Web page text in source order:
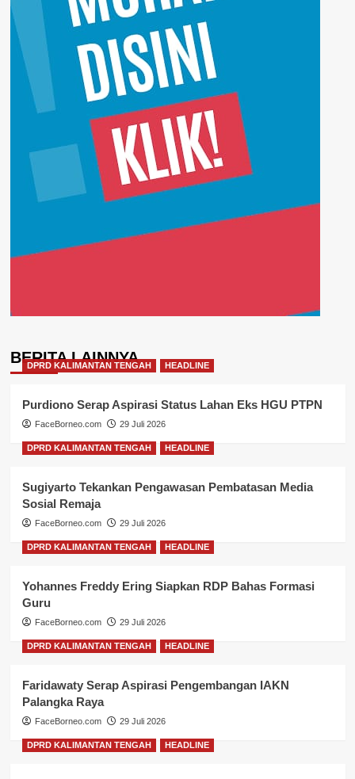
BERITA LAINNYA
DPRD KALIMANTAN TENGAH HEADLINE
Purdiono Serap Aspirasi Status Lahan Eks HGU PTPN
FaceBorneo.com 29 Juli 2026
DPRD KALIMANTAN TENGAH HEADLINE
Sugiyarto Tekankan Pengawasan Pembatasan Media
Sosial Remaja
FaceBorneo.com 29 Juli 2026
DPRD KALIMANTAN TENGAH HEADLINE
Yohannes Freddy Ering Siapkan RDP Bahas Formasi
Guru
FaceBorneo.com 29 Juli 2026
DPRD KALIMANTAN TENGAH HEADLINE
Faridawaty Serap Aspirasi Pengembangan IAKN
Palangka Raya
FaceBorneo.com 29 Juli 2026
DPRD KALIMANTAN TENGAH HEADLINE